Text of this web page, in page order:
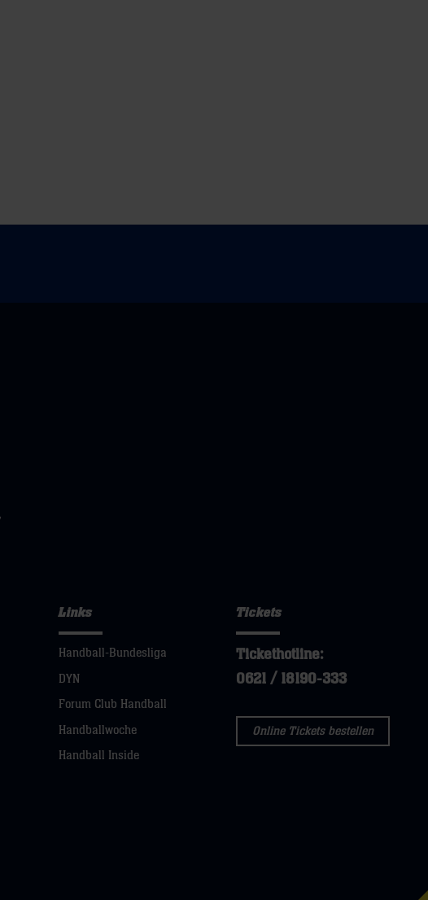
Links
Handball-Bundesliga
DYN
Forum Club Handball
Handballwoche
Handball Inside
Tickets
Tickethotline:
0621 / 18190-333
Online Tickets bestellen